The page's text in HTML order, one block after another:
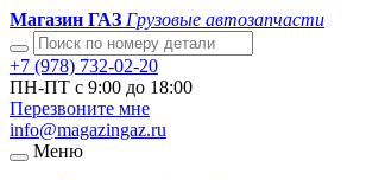
Магазин ГАЗ Грузовые автозапчасти
+7 (978) 732-02-20
ПН-ПТ с 9:00 до 18:00
Перезвоните мне
info@magazingaz.ru
Меню